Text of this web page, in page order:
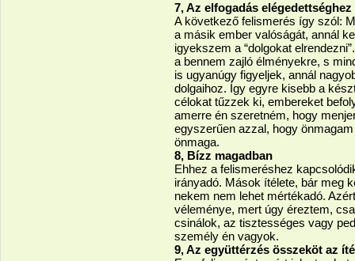
7, Az elfogadás elégedettséghez
A következő felismerés így szól:
a másik ember valóságát, annál
igyekszem a “dolgokat
a bennem zajló élményekre, s
is ugyanúgy figyeljek, annál
dolgaihoz. Így egyre kisebb a
célokat tűzzek ki, embereket
amerre én szeretném, hogy
egyszerűen azzal, hogy
önmaga.
8, Bízz magadban
Ehhez a felismeréshez
irányadó. Mások ítélete, bár meg
nekem nem lehet mértékadó.
véleménye, mert úgy éreztem,
csinálok, az tisztességes vagy
személy én vagyok.
9, Az együttérzés összeköt az